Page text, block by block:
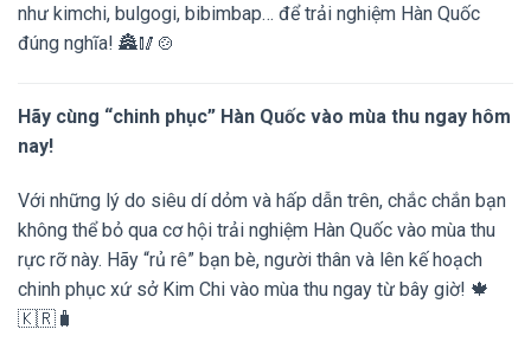
như kimchi, bulgogi, bibimbap… để trải nghiệm Hàn Quốc
đúng nghĩa! 🏯🥢🍲
Hãy cùng “chinh phục” Hàn Quốc vào mùa thu ngay hôm
nay!
Với những lý do siêu dí dỏm và hấp dẫn trên, chắc chắn bạn
không thể bỏ qua cơ hội trải nghiệm Hàn Quốc vào mùa thu
rực rỡ này. Hãy “rủ rê” bạn bè, người thân và lên kế hoạch
chinh phục xứ sở Kim Chi vào mùa thu ngay từ bây giờ! 🍁
🇰🇷🧳